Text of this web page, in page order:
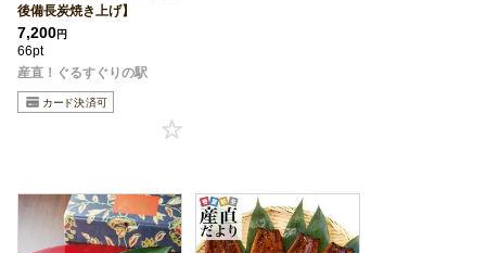
後備長炭焼き上げ】
7,200円
66pt
産直！ぐるすぐりの駅